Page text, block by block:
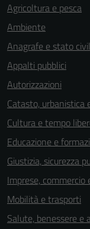
Agricoltura e pesca
Ambiente
Anagrafe e stato
Appalti pubblici
Autorizzazioni
Catasto, urbanistica
Cultura e tempo
Educazione e
Giustizia, sicurezza
Imprese, commercio
Mobilità e trasporti
Salute, benessere e